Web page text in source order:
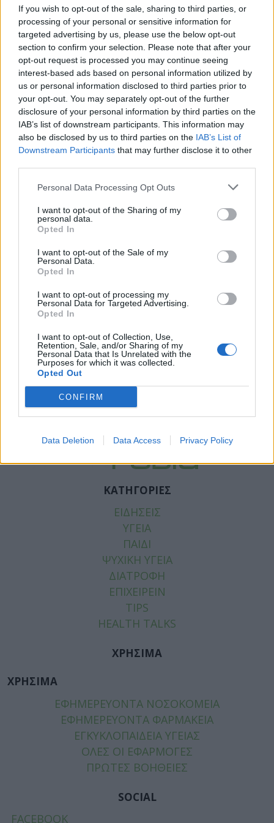
If you wish to opt-out of the sale, sharing to third parties, or
processing of your personal or sensitive information for
targeted advertising by us, please use the below opt-out
section to confirm your selection. Please note that after your
opt-out request is processed you may continue seeing
interest-based ads based on personal information utilized by
us or personal information disclosed to third parties prior to
your opt-out. You may separately opt-out of the further
disclosure of your personal information by third parties on the
IAB’s list of downstream participants. This information may
also be disclosed by us to third parties on the IAB’s List of
Downstream Participants that may further disclose it to other
Personal Data Processing Opt Outs
I want to opt-out of the Sharing of my
personal data.
Opted In
I want to opt-out of the Sale of my
Personal Data.
Opted In
I want to opt-out of processing my
Personal Data for Targeted Advertising.
Opted In
I want to opt-out of Collection, Use,
Retention, Sale, and/or Sharing of my
Personal Data that Is Unrelated with the
Purposes for which it was collected.
Opted Out
CONFIRM
Data Deletion Data Access Privacy Policy
Περισσότερα από 250 κρούσματα ιλαράς έχουν
καταγραφεί από την αρχή του έτους στο
νοτιοδυτικό τμήμα της χώρας, η οποία μετρά
ήδη δύο νεκρούς, οι πρώτοι στις ΗΠΑ εδώ και 10
χρόνια.
Φωτογραφία:iStock
ΔΙΑΒΑΣΤΕ ΕΠΙΣΗΣ:
για τον HIV και τους ΛΟΑΤΚΙ μετά από εντολή
Τραμπ
Facebook
Twitter
Tags:CDC,ΝΤΟΝΑΛΝΤ ΤΡΑΜΠ
ΚΑΤΗΓΟΡΙΕΣ
ΕΙΔΗΣΕΙΣ
ΥΓΕΙΑ
ΠΑΙΔΙ
ΨΥΧΙΚΗ ΥΓΕΙΑ
ΔΙΑΤΡΟΦΗ
ΕΠΙΧΕΙΡΕΙΝ
TIPS
HEALTH TALKS
ΧΡΗΣΙΜΑ
ΧΡΗΣΙΜΑ
ΕΦΗΜΕΡΕΥΟΝΤΑ ΝΟΣΟΚΟΜΕΙΑ
ΕΦΗΜΕΡΕΥΟΝΤΑ ΦΑΡΜΑΚΕΙΑ
ΕΓΚΥΚΛΟΠΑΙΔΕΙΑ ΥΓΕΙΑΣ
ΟΛΕΣ ΟΙ ΕΦΑΡΜΟΓΕΣ
ΠΡΩΤΕΣ ΒΟΗΘΕΙΕΣ
SOCIAL
FACEBOOK